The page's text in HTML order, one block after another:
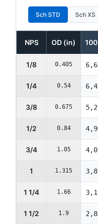
Sch STD Sch XS
NPS OD (in) 100
1/8 0.405
1/4 0.54
3/8 0.675
1/2 0.84
3/4 1.05
1 1.315
1 1/4 1.66
1 1/2 1.9